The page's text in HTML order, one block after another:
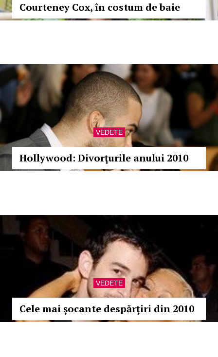
Courteney Cox, în costum de baie
VEDETE
Hollywood: Divorţurile anului 2010
VEDETE
Cele mai şocante despărţiri din 2010